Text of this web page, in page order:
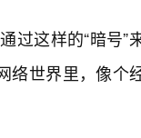
这样的“暗号”
络世界里，像个